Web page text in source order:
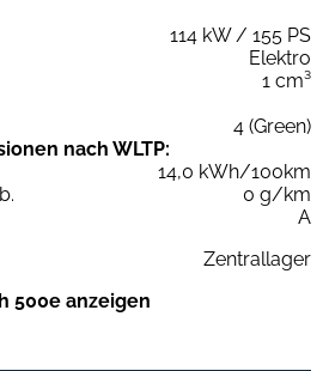
114 kW / 155 PS
Elektro
1 cm³
4 (Green)
nach WLTP:
14,0 kWh/100km
0 g/km
A
Zentrallager
500e anzeigen